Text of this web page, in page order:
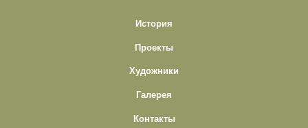
История
Проекты
Художники
Галерея
Контакты